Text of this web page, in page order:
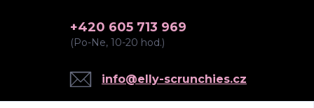
+420 605 713 969
(Po-Ne, 10-20 hod.)
info@elly-scrunchies.cz